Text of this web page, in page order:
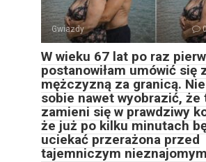
Gwiazdy
W wieku 67 lat po raz
postanowiłam umówić się
mężczyzną za granicą. Nie
sobie nawet wyobrazić, że
zamieni się w prawdziwy
że już po kilku minutach
uciekać przerażona przed
tajemniczym